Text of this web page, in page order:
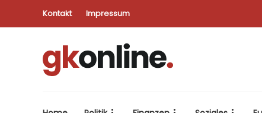
Kontakt Impressum